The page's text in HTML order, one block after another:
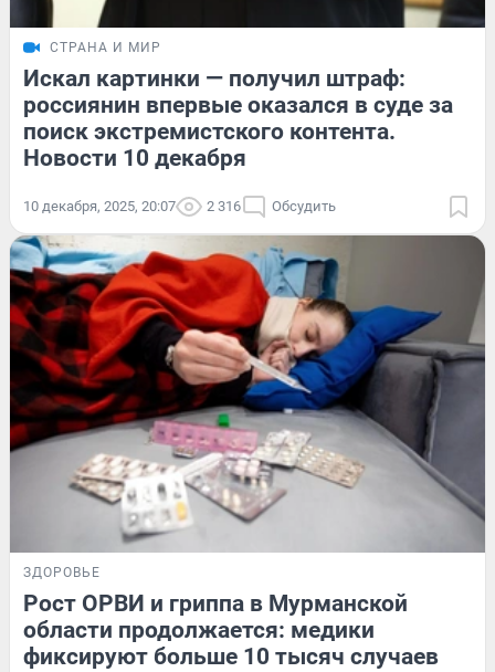
СТРАНА И МИР
Искал картинки — получил штраф:
россиянин впервые оказался в суде за
поиск экстремистского контента.
Новости 10 декабря
10 декабря, 2025, 20:07 2 316 Обсудить
ЗДОРОВЬЕ
Рост ОРВИ и гриппа в Мурманской
области продолжается: медики
фиксируют больше 10 тысяч случаев